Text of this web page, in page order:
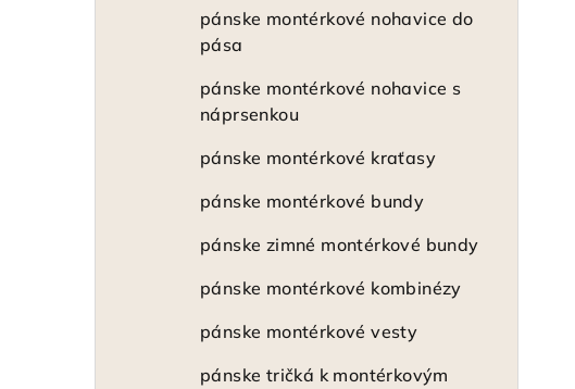
pánske montérkové nohavice do
pása
pánske montérkové nohavice s
náprsenkou
pánske montérkové kraťasy
pánske montérkové bundy
pánske zimné montérkové bundy
pánske montérkové kombinézy
pánske montérkové vesty
pánske tričká k montérkovým